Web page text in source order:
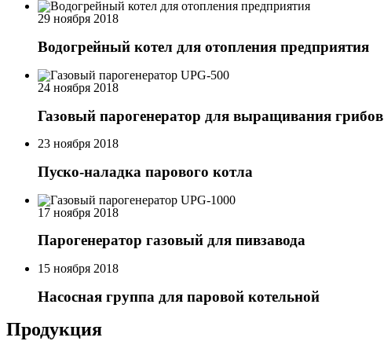
29 ноября 2018
Водогрейный котел для отопления предприятия
24 ноября 2018
Газовый парогенератор для выращивания грибов
23 ноября 2018
Пуско-наладка парового котла
17 ноября 2018
Парогенератор газовый для пивзавода
15 ноября 2018
Насосная группа для паровой котельной
Продукция